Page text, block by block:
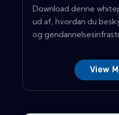
Download denne
ud af, hvordan du
og
View